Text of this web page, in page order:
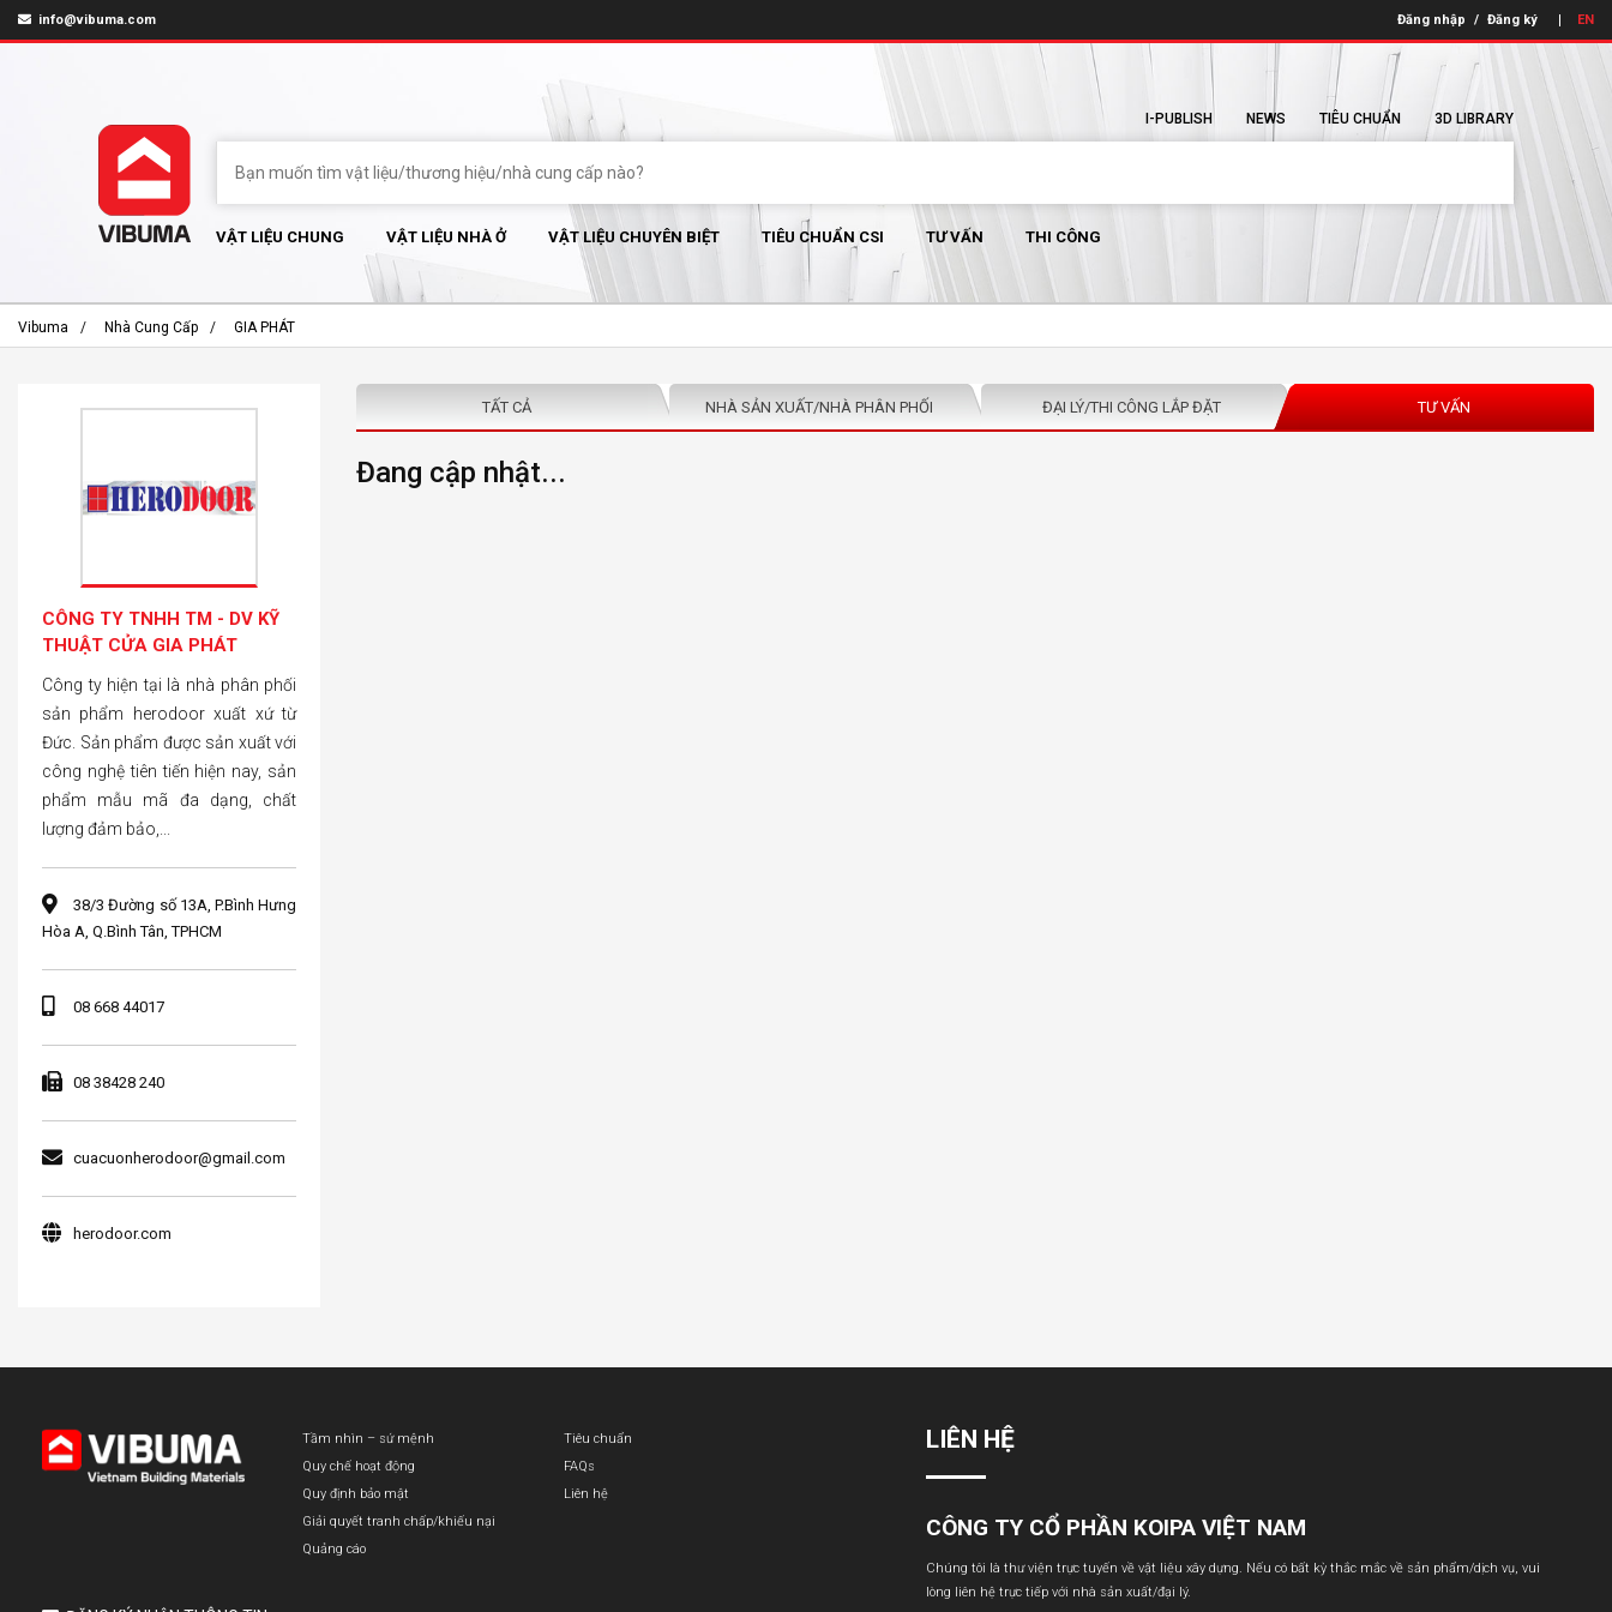
info@vibuma.com Đăng nhập / Đăng ký EN
I-PUBLISH NEWS TIÊU CHUẨN 3D LIBRARY
VẬT LIỆU CHUNG VẬT LIỆU NHÀ Ở VẬT LIỆU CHUYÊN BIỆT TIÊU CHUẨN CSI TƯ VẤN THI CÔNG
Vibuma Nhà Cung Cấp GIA PHÁT
TẤT CẢ NHÀ SẢN XUẤT/NHÀ PHÂN PHỐI ĐẠI LÝ/THI CÔNG LẮP ĐẶT TƯ VẤN
Đang cập nhật...
CÔNG TY TNHH TM - DV KỸ
THUẬT CỬA GIA PHÁT
Công ty hiện tại là nhà phân phối
sản phẩm herodoor xuất xứ từ
Đức. Sản phẩm được sản xuất với
công nghệ tiên tiến hiện nay, sản
phẩm mẫu mã đa dạng, chất
lượng đảm bảo,...
38/3 Đường số 13A, P.Bình Hưng
Hòa A, Q.Bình Tân, TPHCM
08 668 44017
08 38428 240
cuacuonherodoor@gmail.com
herodoor.com
Tầm nhìn – sứ mệnh
Quy chế hoạt động
Quy định bảo mật
Giải quyết tranh chấp/khiếu nại
Quảng cáo
Tiêu chuẩn
FAQs
Liên hệ
LIÊN HỆ
CÔNG TY CỔ PHẦN KOIPA VIỆT NAM
Chúng tôi là thư viện trực tuyến về vật liệu xây dựng. Nếu có bất kỳ thắc mắc về sản phẩm/dịch vụ, vui
lòng liên hệ trực tiếp với nhà sản xuất/đại lý.